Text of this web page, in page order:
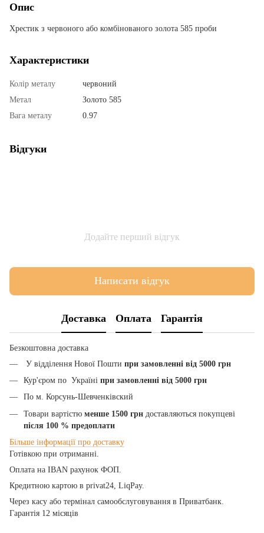
Опис
Хрестик з червоного або комбінованого золота 585 проби
Характеристики
Колір металу
червоний
Метал
Золото 585
Вага металу
0.97
Відгуки
Додайте перший відгук
Написати відгук
Доставка Оплата Гарантія
Безкоштовна доставка
У відділення Нової Пошти при замовленні від 5000 грн
Кур'єром по Україні при замовленні від 5000 грн
По м. Корсунь-Шевченківский
Товари вартістю менше 1500 грн доставляються покупцеві
після 100 % предоплати
Більше інформації про доставку
Готівкою при отриманні.
Оплата на IBAN рахунок ФОП.
Кредитною картою в privat24, LiqPay.
Через касу або термінал самообслуговування в Приватбанк.
Гарантія 12 місяців